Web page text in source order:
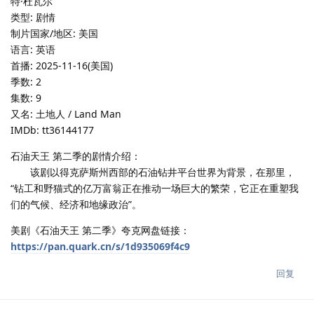
类型: 剧情
制片国家/地区: 美国
语言: 英语
首播: 2025-11-16(美国)
季数: 2
集数: 9
又名: 土地人 / Land Man‎
IMDb: tt36144177
石油天王 第二季的剧情介绍：
该剧以得克萨斯州西部的石油钻井平台世界为背景，在那里，
“钻工和野猫式的亿万富翁正在推动一场巨大的繁荣，它正在重塑我
们的气候、经济和地缘政治”。
美剧《石油天王 第二季》夸克网盘链接：
https://pan.quark.cn/s/1d935069f4c9
回复